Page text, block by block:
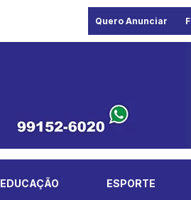
Quero Anunciar
EDUCAÇÃO ESPORTE